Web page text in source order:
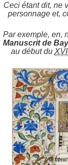
Ceci étant dit, ne
personnage et,
Par exemple, en,
Manuscrit de
au début du